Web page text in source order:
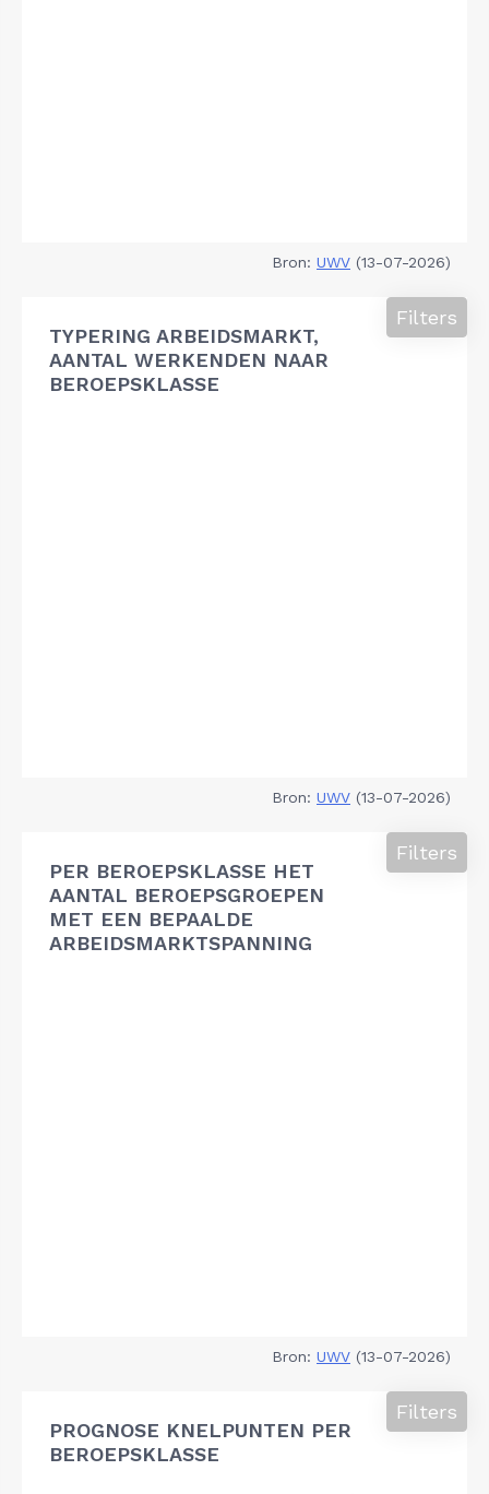
Bron: UWV (13-07-2026)
TYPERING ARBEIDSMARKT,
AANTAL WERKENDEN NAAR
BEROEPSKLASSE
Filters
Bron: UWV (13-07-2026)
PER BEROEPSKLASSE HET
AANTAL BEROEPSGROEPEN
MET EEN BEPAALDE
ARBEIDSMARKTSPANNING
Filters
Bron: UWV (13-07-2026)
PROGNOSE KNELPUNTEN PER
BEROEPSKLASSE
Filters